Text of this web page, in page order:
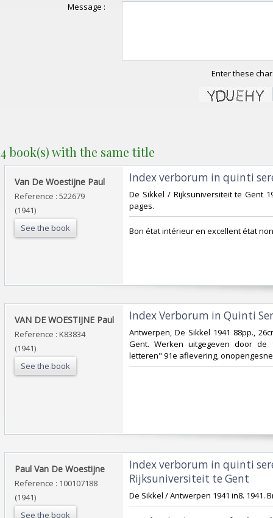
Message :
Enter these
4 book(s) with the same title
‎Van De Woestijne Paul‎
Reference : 522679
(1941)
See the book
‎Index verborum in quinti
‎De Sikkel / Rijksuniversiteit te Gent
pages.‎
‎Bon état intérieur en excellent état
‎VAN DE WOESTIJNE Paul‎
Reference : K83834
(1941)
See the book
‎Index Verborum in Quinti
‎Antwerpen, De Sikkel 1941 88pp.,
Gent. Werken uitgegeven door
letteren" 91e aflevering,
‎Paul Van De Woestijne‎
Reference : 100107188
(1941)
See the book
‎Index verborum in quinti
Rijksuniversiteit te Gent‎
‎De Sikkel / Antwerpen 1941 in8. 1941.